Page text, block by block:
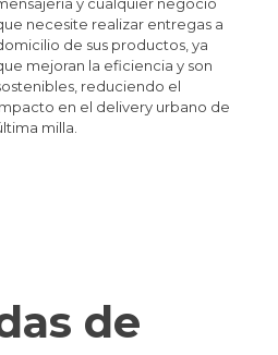
necesite realizar entregas a
de sus productos, ya
mejoran la eficiencia y son
reduciendo el
en el delivery urbano de
milla.
de